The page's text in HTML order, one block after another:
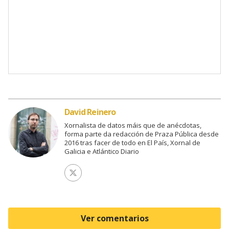
David Reinero
Xornalista de datos máis que de anécdotas,
forma parte da redacción de Praza Pública desde
2016 tras facer de todo en El País, Xornal de
Galicia e Atlántico Diario
Ver perfil de Twitter
Ver comentarios